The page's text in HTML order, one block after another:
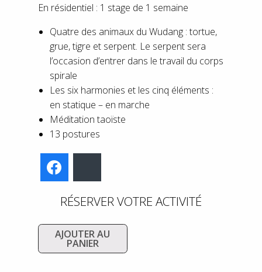
En résidentiel : 1 stage de 1 semaine
Quatre des animaux du Wudang : tortue,
grue, tigre et serpent. Le serpent sera
l’occasion d’entrer dans le travail du corps
spirale
Les six harmonies et les cinq éléments :
en statique – en marche
Méditation taoïste
13 postures
RÉSERVER VOTRE ACTIVITÉ
AJOUTER AU
PANIER